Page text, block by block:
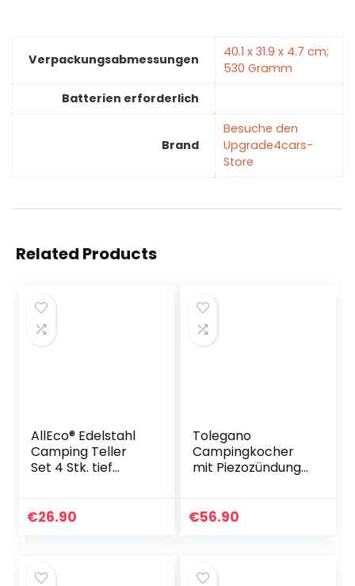
Verpackungsabmessungen
‎40.1 x 31.9 x 4.7 cm;
530 Gramm
Batterien erforderlich
Brand
Besuche den
Upgrade4cars-
Store
Related Products
AllEco® Edelstahl
Camping Teller
Set 4 Stk. tief
Set 4 Personen
€26.90
Tolegano
Campingkocher
mit Piezozündung
227g, Gaskocher,
€56.90